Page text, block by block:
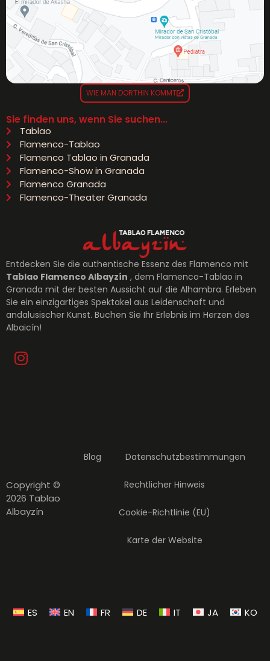
Entdecken Sie die authentische Essenz des Flamenco mit
Tablao Flamenco Albayzín , dem Flamenco-Tablao in
Granada mit der besten Aussicht auf die Alhambra. Erleben
Sie ein einzigartiges Spektakel aus Leidenschaft und
andalusischer Kunst. Buchen Sie Ihr Erlebnis im Herzen des
Albaicín!
Sie finden uns, wenn Sie suchen...
Tablao
Flamenco-Tablao
Flamenco Tablao in Granada
Flamenco-Show in Granada
Flamenco Granada
Flamenco-Theater Granada
WIE MAN DORTHIN KOMMT
Copyright ©
2026 Tablao
Albayzín
Blog Datenschutzbestimmungen
Rechtlicher Hinweis
Cookie-Richtlinie (EU)
Karte der Website
ES EN FR DE IT JA KO